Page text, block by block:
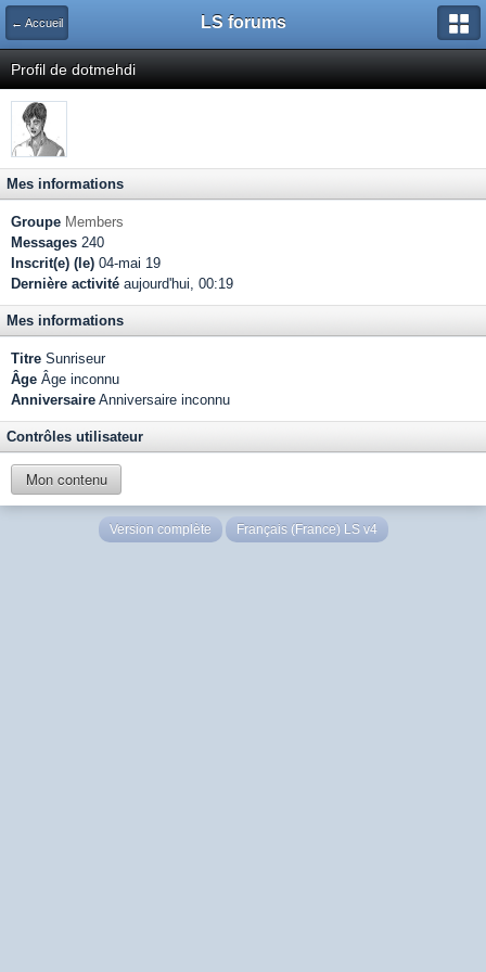
← Accueil LS forums
Profil de dotmehdi
Mes informations
Groupe Members
Messages 240
Inscrit(e) (le) 04-mai 19
Dernière activité aujourd'hui, 00:19
Mes informations
Titre Sunriseur
Âge Âge inconnu
Anniversaire Anniversaire inconnu
Contrôles utilisateur
Mon contenu
Version complète Français (France) LS v4